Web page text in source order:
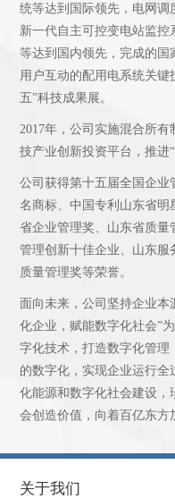
统等达到国际领先，电网调
新一代自主可控变电站监
等达到国内领先，完成的
用户互动的配用电系统关
五”科技成果展。
2017年，公司实施混合所
技产业创新投资平台，推进
公司获得第十五届全国企
名商标、中国专利山东省
省企业管理奖、山东省质量
管理创新十佳企业、山东
质量管理奖等荣誉。
面向未来，公司坚持企业本
化企业，赋能数字化社会”
字化技术，打造数字化管理
的数字化，实现企业运行
化能源和数字化社会建设，
会创造价值，向着百亿东方
关于我们